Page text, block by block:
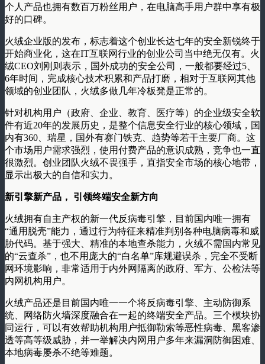
个人产品也拥有数百万粉丝用户，在电脑高手用户群中享有极
好的口碑。
火绒企业版的发布，标志着这个创业长达七年的安全新锐终于
开始商业化，这在IT互联网行业的创业公司当中绝无仅有。火
绒CEO刘刚则表示，国外成功的安全公司，一般都要经过5、
6年时间，完成核心技术积累和产品打磨，相对于互联网其他
领域的创业团队，火绒多做几年冷板凳是正常的。
针对机构用户（政府、企业、教育、医疗等）的企业级安全软
件有近20年的发展历史，是整个信息安全行业的核心领域，国
内有360、瑞星，国外有赛门铁克、趋势等若干主要厂商。这
个市场用户需求强烈，使用付费产品的意识成熟，竞争也一直
很激烈。创业团队火绒不畏强手，直指安全市场的核心地带，
显示出极大的自信和实力。
新引擎新产品， 引领终端安全新方向
火绒拥有自主产权的新一代反病毒引擎，目前国内唯一拥有
“通用脱壳”能力，通过行为特征来精准判别各种电脑病毒和威
胁代码。基于强大、精准的本地查杀能力，火绒不需国内常见
的“云查杀”，也不用庞大的“白名单”库规避误杀，完全不受断
网环境影响，非常适用于内外网隔离的政府、军方、公检法等
内网机构用户。
火绒产品还是目前国内唯一一个将反病毒引擎、主动防御系
统、网络防火墙深度融合在一起的终端安全产品。三个模块协
同运行，可以有效帮助机构用户抵御勒索等恶性病毒、黑客渗
透等高等级威胁，并一举解决内网用户多年来漏洞防御困难、
本地病毒屡杀不绝等难题。